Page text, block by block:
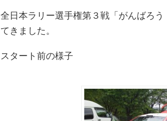
全日本ラリー選手権第３戦「がんばろ
てきました。
スタート前の様子